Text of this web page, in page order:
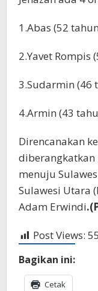
1.Abas (52
2.Yavet Rompis
3.Sudarmin (46
4.Armin (43
Direncanakan
diberangkatkan
menuju
Sulawesi Utara
Adam Erwindi
Post Views:
Bagikan ini:
Cetak